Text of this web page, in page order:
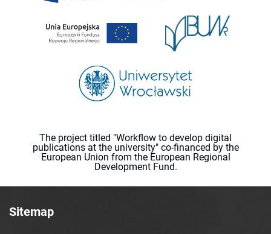
The project titled "Workflow to develop digital
publications at the university" co-financed by the
European Union from the European Regional
Development Fund.
Sitemap